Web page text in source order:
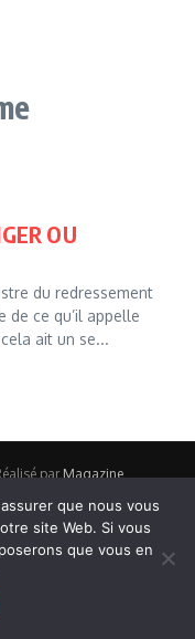
OU
du redressement
de ce qu’il appelle
ait un se...
parMagazine
que nous vous
site Web. Si vous
que vous en